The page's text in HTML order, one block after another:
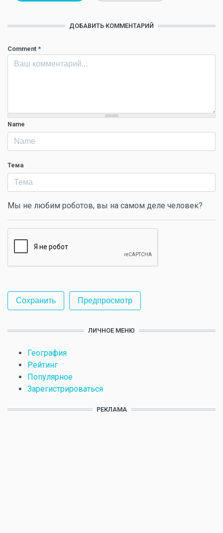
ДОБАВИТЬ КОММЕНТАРИЙ
Comment *
Name
Тема
Мы не любим роботов, вы на самом деле человек?
ЛИЧНОЕ МЕНЮ
География
Рейтинг
Популярное
Зарегистрироваться
РЕКЛАМА